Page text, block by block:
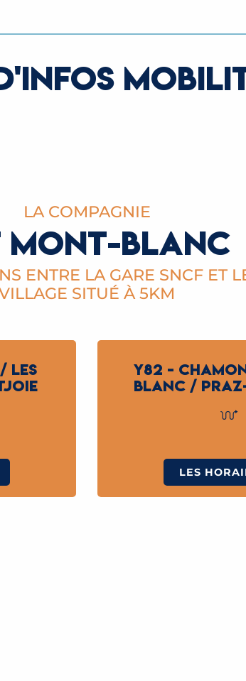
COMMENT
LA COMPAGNIE
MONT-BLANC
ENTRE LA GARE SNCF ET
SITUÉ À 5KM
LES
Y82 -
BLANC /
LES